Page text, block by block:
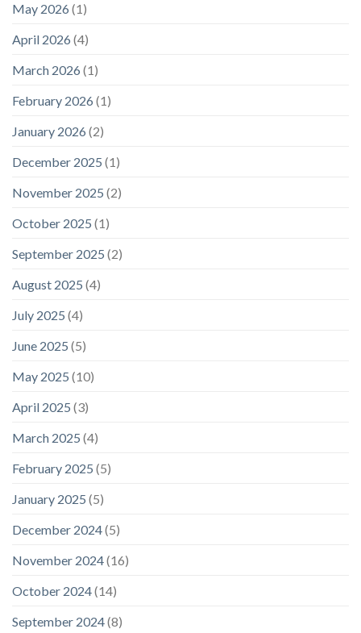
May 2026 (1)
April 2026 (4)
March 2026 (1)
February 2026 (1)
January 2026 (2)
December 2025 (1)
November 2025 (2)
October 2025 (1)
September 2025 (2)
August 2025 (4)
July 2025 (4)
June 2025 (5)
May 2025 (10)
April 2025 (3)
March 2025 (4)
February 2025 (5)
January 2025 (5)
December 2024(5)
November 2024(16)
October 2024(14)
September 2024(8)